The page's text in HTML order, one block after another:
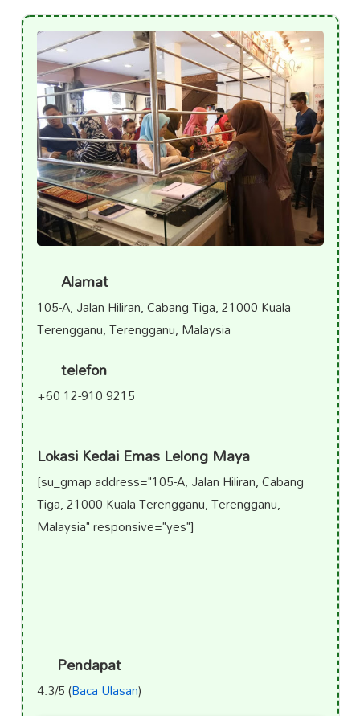
Alamat
105-A, Jalan Hiliran, Cabang Tiga, 21000 Kuala
Terengganu, Terengganu, Malaysia
telefon
+60 12-910 9215
Lokasi Kedai Emas Lelong Maya
[su_gmap address="105-A, Jalan Hiliran, Cabang
Tiga, 21000 Kuala Terengganu, Terengganu,
Malaysia" responsive="yes"]
Pendapat
4.3/5 (Baca Ulasan)